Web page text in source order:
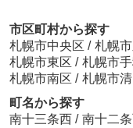
市区町村から探す
札幌市中央区 / 札幌
札幌市東区 / 札幌市
札幌市南区 / 札幌市
町名から探す
南十三条西 / 南十二